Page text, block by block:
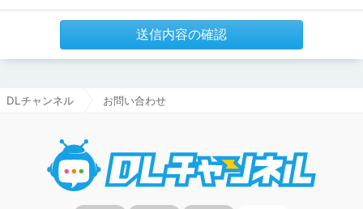
送信内容の確認
DLチャンネル お問い合わせ